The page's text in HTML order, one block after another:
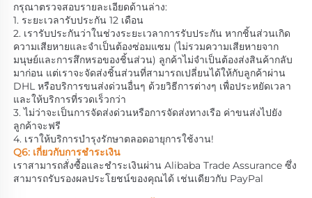
กรุณาตรวจสอบรายละเอียดด้านล่าง:
1. ระยะเวลารับประกัน 12 เดือน
2. เรารับประกันว่าในช่วงระยะเวลาการรับประกัน หากชิ้นส่วนเกิด
ความเสียหายและจำเป็นต้องซ่อมแซม (ไม่รวมความเสียหายจาก
มนุษย์และการสึกหรอของชิ้นส่วน) ลูกค้าไม่จำเป็นต้องส่งสินค้ากลับ
มาก่อน แต่เราจะจัดส่งชิ้นส่วนที่สามารถเปลี่ยนได้ให้กับลูกค้าผ่าน
DHL หรือบริการขนส่งด่วนอื่นๆ ด้วยวิธีการต่างๆ เพื่อประหยัดเวลา
และให้บริการที่รวดเร็วกว่า
3. ไม่ว่าจะเป็นการจัดส่งด่วนหรือการจัดส่งทางเรือ ค่าขนส่งไปยัง
ลูกค้าจะฟรี
4. เราให้บริการบำรุงรักษาตลอดอายุการใช้งาน!
Q6: เกี่ยวกับการชำระเงิน
เราสามารถสั่งซื้อและชำระเงินผ่าน Alibaba Trade Assurance ซึ่ง
สามารถรับรองผลประโยชน์ของคุณได้ เช่นเดียวกับ PayPal